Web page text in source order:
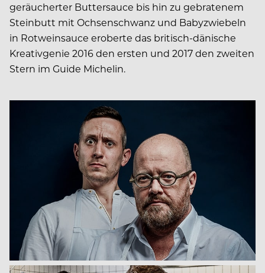
geräucherter Buttersauce bis hin zu gebratenem
Steinbutt mit Ochsenschwanz und Babyzwiebeln
in Rotweinsauce eroberte das britisch-dänische
Kreativgenie 2016 den ersten und 2017 den zweiten
Stern im Guide Michelin.